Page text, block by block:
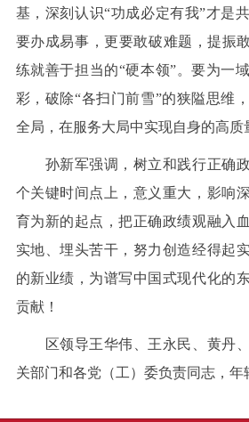
基，深刻认识“功成必定有我”才是
要办成易事，更要敢破难题，提振
练就善于担当的“硬本领”。要为一
彩，破除“各扫门前雪”的狭隘思维
全局，在服务大局中实现自身的高质
孙新军强调，树立和践行正确政
个关键时间点上，意义重大，影响
育为新的起点，把正确政绩观融入
实地、埋头苦干，努力创造经得起
的新业绩，为谱写中国式现代化的
贡献！
区领导王华伟、王永民、黄丹、
关部门和各党（工）委负责同志，年